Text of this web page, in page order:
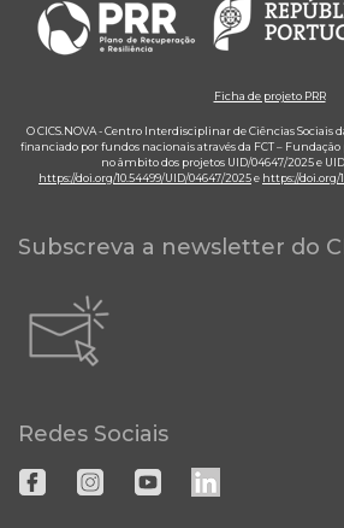
Ficha de projeto PRR
O CICS.NOVA - Centro Interdisciplinar de Ciências Sociais
financiado por fundos nacionais através da FCT – Fundação
no âmbito dos projetos UID/04647/2025 e
https://doi.org/10.54499/UID/04647/2025e https://doi.org/
Subscreva a newsletter do
Redes Sociais